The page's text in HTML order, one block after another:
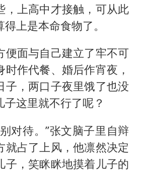
，上高中才接触，可从此
上是本命食物了。
便面与自己建立了牢不可
作代餐、婚后作宵夜，
子，两口子夜里饿了也没
这里就不行了呢？
对待。”张文脑子里自辩
就占了上风，他凛然决定
子，笑眯眯地摸着儿子的